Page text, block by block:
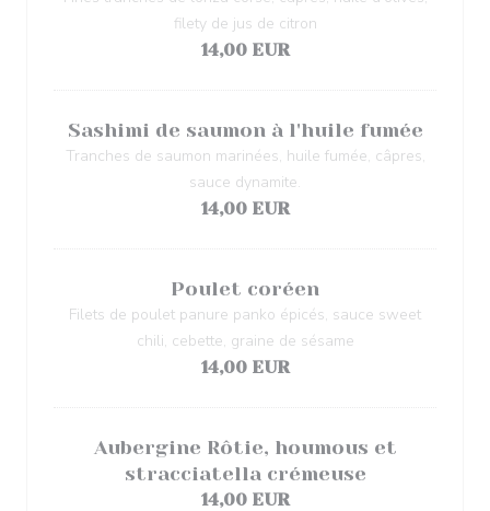
filety de jus de citron
14,00 EUR
Sashimi de saumon à l'huile fumée
Tranches de saumon marinées, huile fumée, câpres,
sauce dynamite.
14,00 EUR
Poulet coréen
Filets de poulet panure panko épicés, sauce sweet
chili, cebette, graine de sésame
14,00 EUR
Aubergine Rôtie, houmous et
stracciatella crémeuse
14,00 EUR